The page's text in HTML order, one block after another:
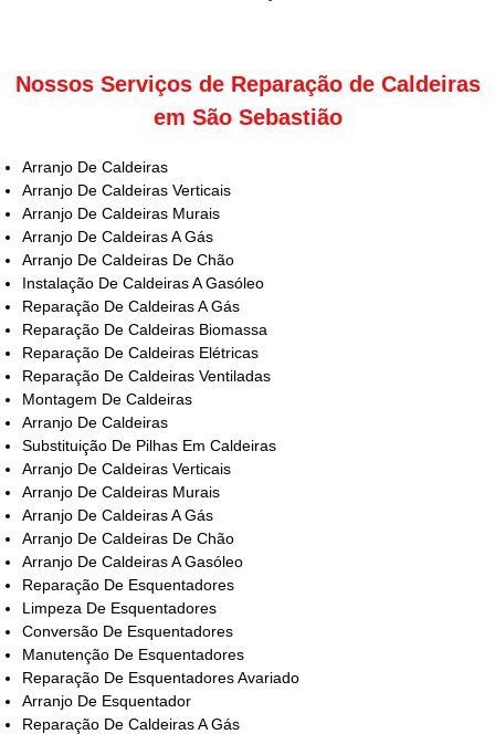
Nossos Serviços de Reparação de Caldeiras
em São Sebastião
Arranjo De Caldeiras
Arranjo De Caldeiras Verticais
Arranjo De Caldeiras Murais
Arranjo De Caldeiras A Gás
Arranjo De Caldeiras De Chão
Instalação De Caldeiras A Gasóleo
Reparação De Caldeiras A Gás
Reparação De Caldeiras Biomassa
Reparação De Caldeiras Elétricas
Reparação De Caldeiras Ventiladas
Montagem De Caldeiras
Arranjo De Caldeiras
Substituição De Pilhas Em Caldeiras
Arranjo De Caldeiras Verticais
Arranjo De Caldeiras Murais
Arranjo De Caldeiras A Gás
Arranjo De Caldeiras De Chão
Arranjo De Caldeiras A Gasóleo
Reparação De Esquentadores
Limpeza De Esquentadores
Conversão De Esquentadores
Manutenção De Esquentadores
Reparação De Esquentadores Avariado
Arranjo De Esquentador
Reparação De Caldeiras A Gás